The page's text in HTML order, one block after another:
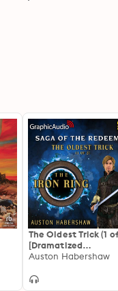
The Oldest Trick (1
[Dramatized
Adaptation]: The Iron
Auston Habershaw